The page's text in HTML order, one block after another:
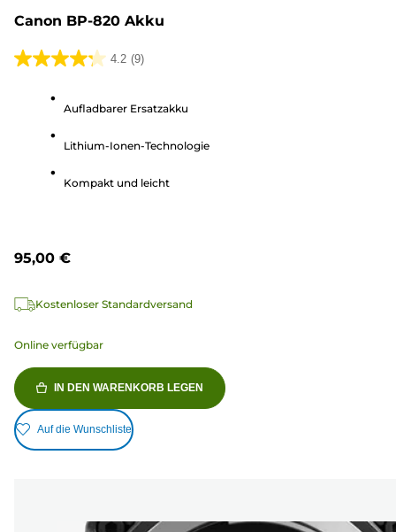
Canon BP-820 Akku
4.2 (9)
4.2
Sternen.
Bewertungen
Aufladbarer Ersatzakku
Lithium-Ionen-Technologie
Kompakt und leicht
95,00 €
Kostenloser Standardversand
Online verfügbar
IN DEN WARENKORB LEGEN
Auf die Wunschliste